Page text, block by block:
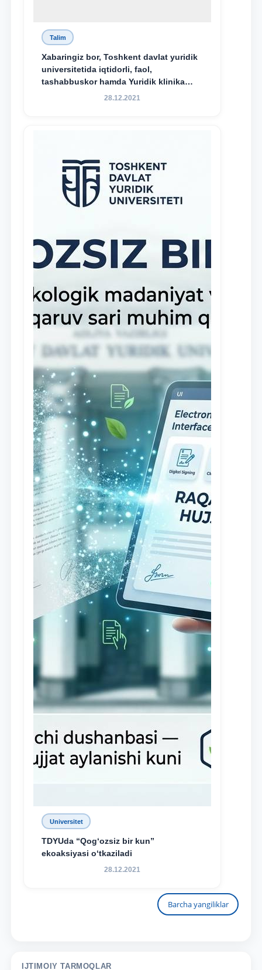
Talim
Xabaringiz bor, Toshkent davlat yuridik
universitetida iqtidorli, faol,
tashabbuskor hamda Yuridik klinika
faoliyatida o‘z bilim va ko‘nikmalarini
28.12.2021
Universitet
TDYUda “Qog‘ozsiz bir kun”
ekoaksiyasi o‘tkaziladi
28.12.2021
Barcha yangiliklar
IJTIMOIY TARMOQLAR